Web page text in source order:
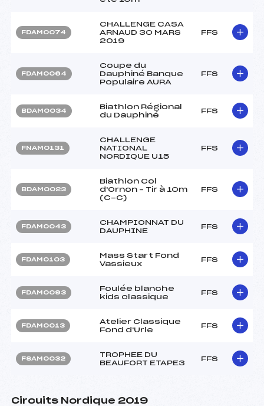
FDAM0074
CHALLENGE CASA
ARNAUD 30 MARS
2019
FFS
FDAM0064
Coupe du
Dauphiné Banque
Populaire AURA
FFS
BDAM0034
Biathlon Régional
du Dauphiné
FFS
FNAM0131
CHALLENGE
NATIONAL
NORDIQUE U15
FFS
BDAM0023
Biathlon Col
d'Ornon – Tir à 10m
(C-C)
FFS
FDAM0043
CHAMPIONNAT DU
DAUPHINE
FFS
FDAM0103
Mass Start Fond
Vassieux
FFS
FDAM0093
Foulée blanche
kids classique
FFS
FDAM0013
Atelier Classique
Fond d'Urle
FFS
FSAM0032
TROPHEE DU
BEAUFORT ETAPE3
FFS
Circuits Nordique 2019